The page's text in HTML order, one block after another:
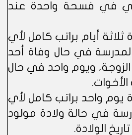
في فسحة واحدة عند
ثلاثة أيام براتب كامل لأي
في حال وفاة أحد
الزوجة، ويوم واحد في حال
الأخوات.
يوم واحد براتب كامل لأي
في حالة ولادة مولود
الولادة.